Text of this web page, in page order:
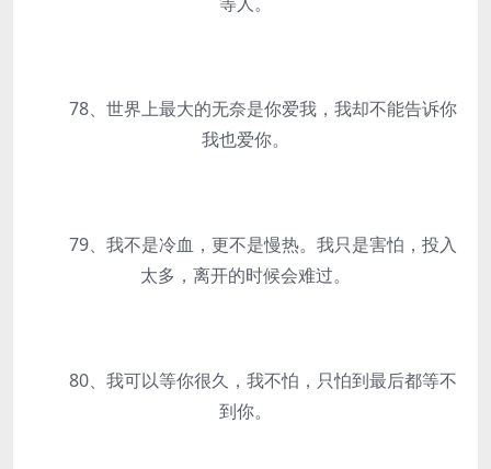
78、世界上最大的无奈是你爱我，我却不能告诉你
我也爱你。
79、我不是冷血，更不是慢热。我只是害怕，投入
太多，离开的时候会难过。
80、我可以等你很久，我不怕，只怕到最后都等不
到你。